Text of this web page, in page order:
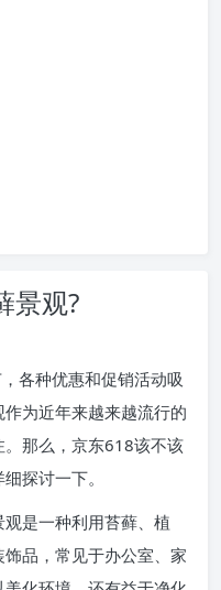
景观?
各种优惠和促销活动吸
为近年来越来越流行的
那么，京东618该不该
探讨一下。
是一种利用苔藓、植
品，常见于办公室、家